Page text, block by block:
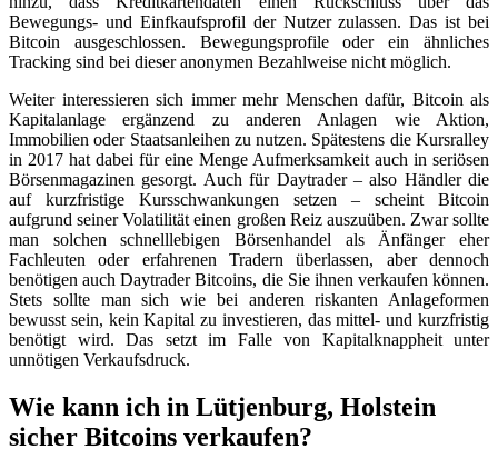
Bewegungs- und Einfkaufsprofil der Nutzer zulassen. Das ist bei
Bitcoin ausgeschlossen. Bewegungsprofile oder ein ähnliches
Tracking sind bei dieser anonymen Bezahlweise nicht möglich.
Weiter interessieren sich immer mehr Menschen dafür, Bitcoin als
Kapitalanlage ergänzend zu anderen Anlagen wie Aktion,
Immobilien oder Staatsanleihen zu nutzen. Spätestens die Kursralley
in 2017 hat dabei für eine Menge Aufmerksamkeit auch in seriösen
Börsenmagazinen gesorgt. Auch für Daytrader – also Händler die
auf kurzfristige Kursschwankungen setzen – scheint Bitcoin
aufgrund seiner Volatilität einen großen Reiz auszuüben. Zwar sollte
man solchen schnelllebigen Börsenhandel als Änfänger eher
Fachleuten oder erfahrenen Tradern überlassen, aber dennoch
benötigen auch Daytrader Bitcoins, die Sie ihnen verkaufen können.
Stets sollte man sich wie bei anderen riskanten Anlageformen
bewusst sein, kein Kapital zu investieren, das mittel- und kurzfristig
benötigt wird. Das setzt im Falle von Kapitalknappheit unter
unnötigen Verkaufsdruck.
Wie kann ich in Lütjenburg, Holstein
sicher Bitcoins verkaufen?